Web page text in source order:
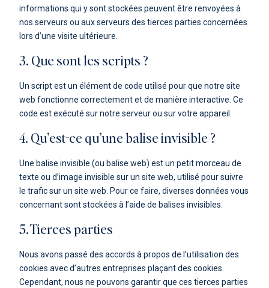
informations qui y sont stockées peuvent être renvoyées à
nos serveurs ou aux serveurs des tierces parties concernées
lors d’une visite ultérieure.
3. Que sont les scripts ?
Un script est un élément de code utilisé pour que notre site
web fonctionne correctement et de manière interactive. Ce
code est exécuté sur notre serveur ou sur votre appareil.
4. Qu’est-ce qu’une balise invisible ?
Une balise invisible (ou balise web) est un petit morceau de
texte ou d’image invisible sur un site web, utilisé pour suivre
le trafic sur un site web. Pour ce faire, diverses données vous
concernant sont stockées à l’aide de balises invisibles.
5. Tierces parties
Nous avons passé des accords à propos de l’utilisation des
cookies avec d’autres entreprises plaçant des cookies.
Cependant, nous ne pouvons garantir que ces tierces parties